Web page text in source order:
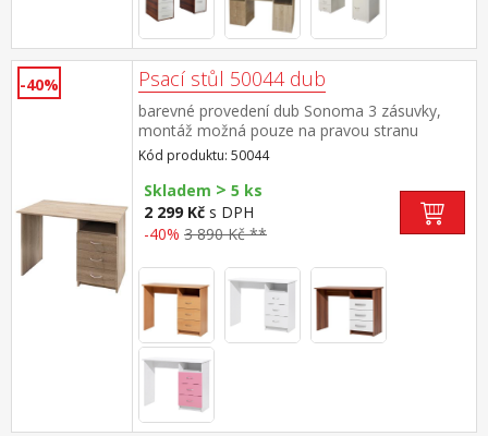
-40% Psací stůl 50044 dub
barevné provedení dub Sonoma 3 zásuvky,
montáž možná pouze na pravou stranu
Kód produktu: 50044
Skladem > 5 ks
2 299 Kč s DPH
-40% 3 890 Kč **